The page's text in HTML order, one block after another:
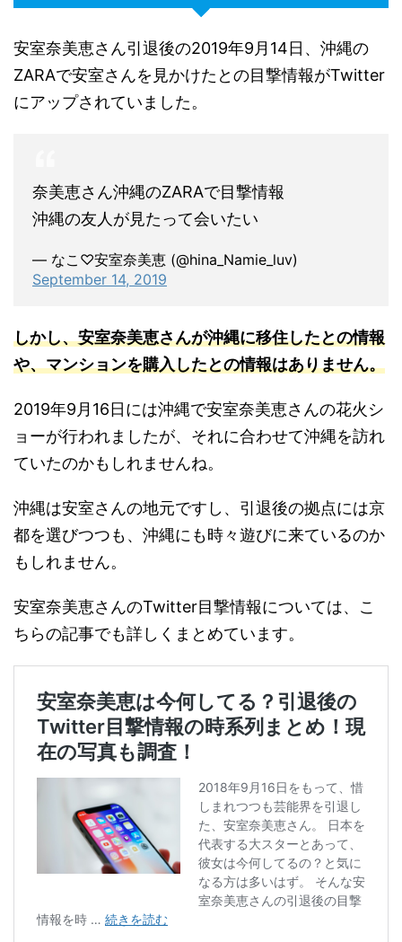
安室奈美恵さん引退後の2019年9月14日、沖縄の
ZARAで安室さんを見かけたとの目撃情報がTwitter
にアップされていました。
奈美恵さん沖縄のZARAで目撃情報
沖縄の友人が見たって会いたい
— なこ♡安室奈美恵 (@hina_Namie_luv)
September 14, 2019
しかし、安室奈美恵さんが沖縄に移住したとの情報
や、マンションを購入したとの情報はありません。
2019年9月16日には沖縄で安室奈美恵さんの花火シ
ョーが行われましたが、それに合わせて沖縄を訪れ
ていたのかもしれませんね。
沖縄は安室さんの地元ですし、引退後の拠点には京
都を選びつつも、沖縄にも時々遊びに来ているのか
もしれません。
安室奈美恵さんのTwitter目撃情報については、こ
ちらの記事でも詳しくまとめています。